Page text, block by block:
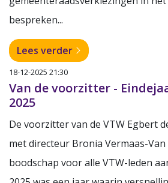
bespreken...
Lees verder
18-12-2025 21:30
Van de voorzitter -
2025
De voorzitter van de VTW Egbert
met directeur Bronia Vermaas-Van
boodschap voor alle VTW-leden